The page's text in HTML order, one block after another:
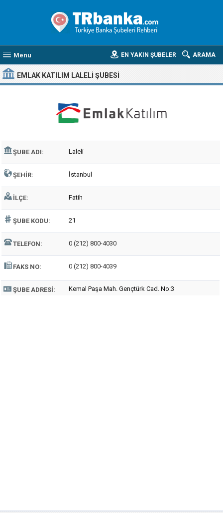
Menu ARAMA
EN YAKIN ŞUBELER
EMLAK KATILIM LALELI ŞUBESI
ŞUBE ADI: Laleli
ŞEHIR: İstanbul
İLÇE: Fatih
ŞUBE KODU: 21
TELEFON: 0 (212) 800-4030
FAKS NO: 0 (212) 800-4039
ŞUBE ADRESI: Kemal Paşa Mah. Gençtürk Cad. No:3